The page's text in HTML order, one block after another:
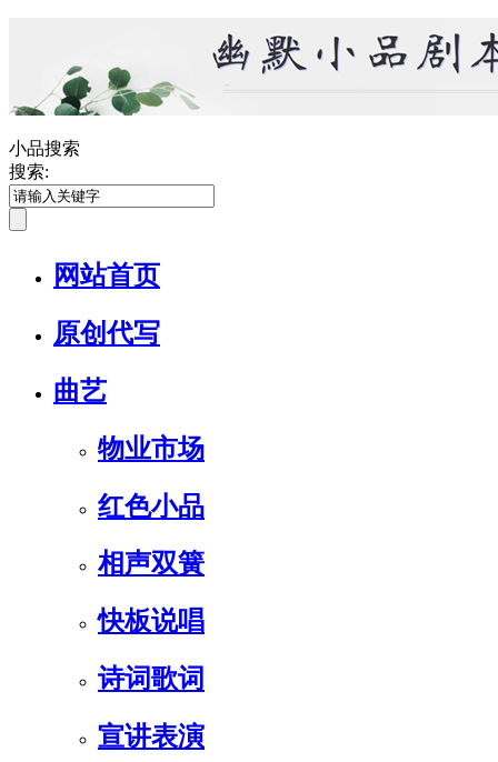
小品搜索
搜索:
网站首页
原创代写
曲艺
物业市场
红色小品
相声双簧
快板说唱
诗词歌词
宣讲表演